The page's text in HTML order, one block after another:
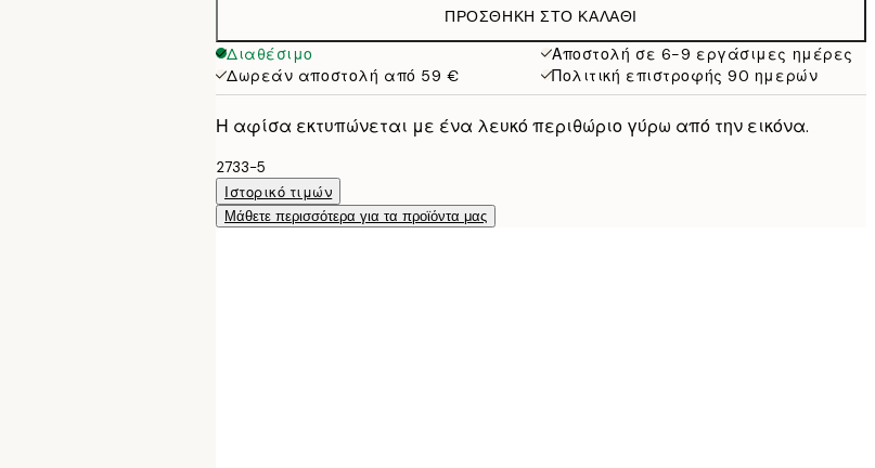
ΠΡΟΣΘΉΚΗ ΣΤΟ ΚΑΛΆΘΙ
Διαθέσιμο
Αποστολή σε 6-9 εργάσιμες ημέρες
Δωρεάν αποστολή από 59 €
Πολιτική επιστροφής 90 ημερών
Η αφίσα εκτυπώνεται με ένα λευκό περιθώριο γύρω από την εικόνα.
2733-5
Ιστορικό τιμών
Μάθετε περισσότερα για τα προϊόντα μας